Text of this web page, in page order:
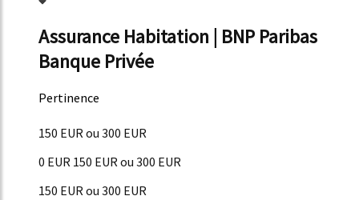
Assurance Habitation | BNP Paribas
Banque Privée
Pertinence
150 EUR ou 300 EUR
0 EUR 150 EUR ou 300 EUR
150 EUR ou 300 EUR